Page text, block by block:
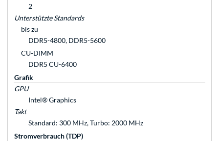
2
Unterstützte Standards
bis zu
DDR5-4800, DDR5-5600
CU-DIMM
DDR5 CU-6400
Grafik
GPU
Intel® Graphics
Takt
Standard: 300 MHz, Turbo: 2000 MHz
Stromverbrauch (TDP)